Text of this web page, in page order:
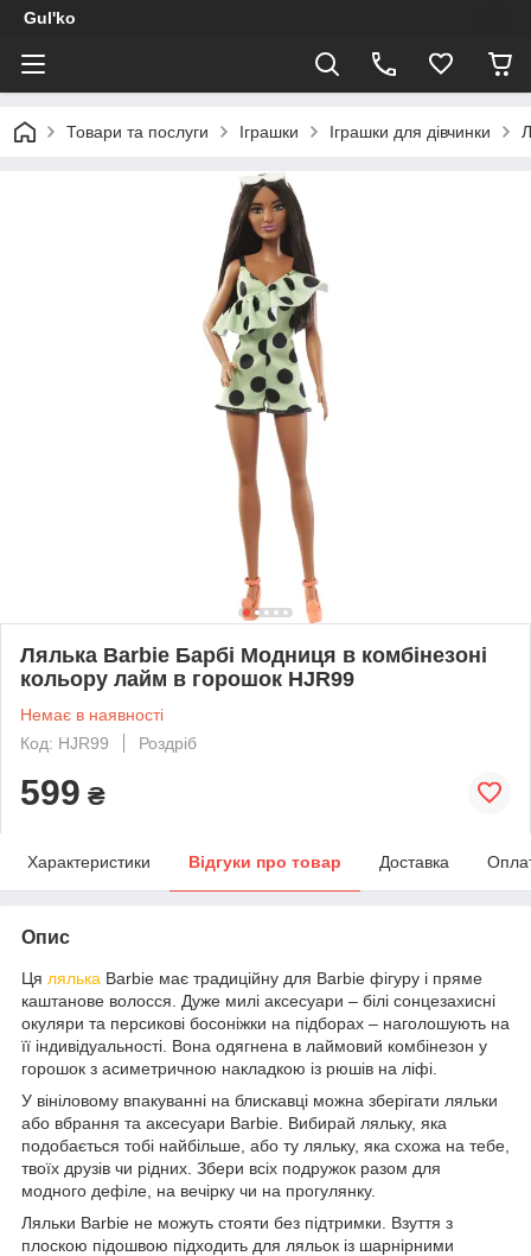
Gul'ko
Товари та послуги Іграшки Іграшки для дівчинки
Лялька Barbie Барбі Модниця в комбінезоні
кольору лайм в горошок HJR99
Немає в наявності
Код: HJR99
Роздріб
599 ₴
Характеристики Відгуки про товар Доставка
Опис
Ця лялька Barbie має традиційну для Barbie фігуру і пряме
каштанове волосся. Дуже милі аксесуари – білі сонцезахисні
окуляри та персикові босоніжки на підборах – наголошують на
її індивідуальності. Вона одягнена в лаймовий комбінезон у
горошок з асиметричною накладкою із рюшів на ліфі.
У вініловому впакуванні на блискавці можна зберігати ляльки
або вбрання та аксесуари Barbie. Вибирай ляльку, яка
подобається тобі найбільше, або ту ляльку, яка схожа на тебе,
твоїх друзів чи рідних. Збери всіх подружок разом для
модного дефіле, на вечірку чи на прогулянку.
Ляльки Barbie не можуть стояти без підтримки. Взуття з
плоскою підошвою підходить для ляльок із шарнірними